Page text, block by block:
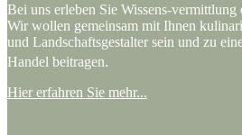
Bei uns erleben Sie Wissens-vermittlung
Wir wollen gemeinsam mit Ihnen
und Landschaftsgestalter sein und zu
Handel beitragen.
Hier erfahren Sie mehr...